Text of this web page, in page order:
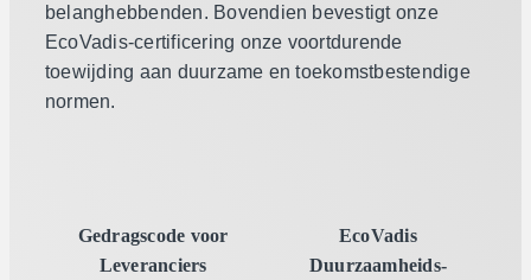
belanghebbenden. Bovendien bevestigt onze
EcoVadis-certificering onze voortdurende
toewijding aan duurzame en toekomstbestendige
normen.
Gedragscode voor
Leveranciers
EcoVadis
Duurzaamheids­